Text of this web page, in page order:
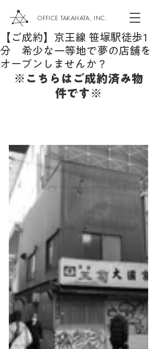
OFFICE TAKAHATA, INC.
【ご成約】京王線 笹塚駅徒歩1
分 希少な一等地で夢の店舗を
オープンしませんか？
※こちらはご成約済み物
件です※